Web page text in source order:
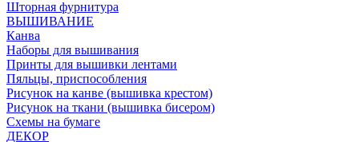
Шторная фурнитура
ВЫШИВАНИЕ
Канва
Наборы для вышивания
Принты для вышивки лентами
Пяльцы, приспособления
Рисунок на канве (вышивка крестом)
Рисунок на ткани (вышивка бисером)
Схемы на бумаге
ДЕКОР